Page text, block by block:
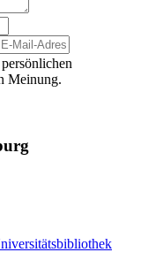
Meinung.